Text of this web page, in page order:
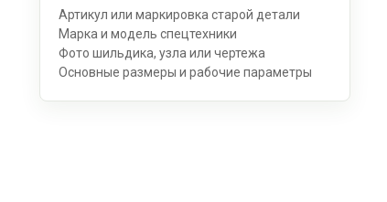
Артикул или маркировка старой детали
Марка и модель спецтехники
Фото шильдика, узла или чертежа
Основные размеры и рабочие параметры